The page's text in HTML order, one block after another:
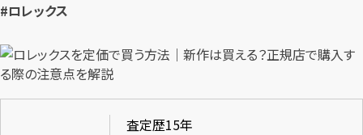
#ロレックス
査定歴15年